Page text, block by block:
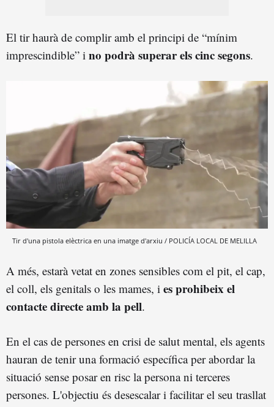
El tir haurà de complir amb el principi de “mínim
imprescindible” i no podrà superar els cinc segons.
Tir d'una pistola elèctrica en una imatge d'arxiu / POLICÍA LOCAL DE MELILLA
A més, estarà vetat en zones sensibles com el pit, el cap,
el coll, els genitals o les mames, i es prohibeix el
contacte directe amb la pell.
En el cas de persones en crisi de salut mental, els agents
hauran de tenir una formació específica per abordar la
situació sense posar en risc la persona ni terceres
persones. L'objectiu és desescalar i facilitar el seu trasllat